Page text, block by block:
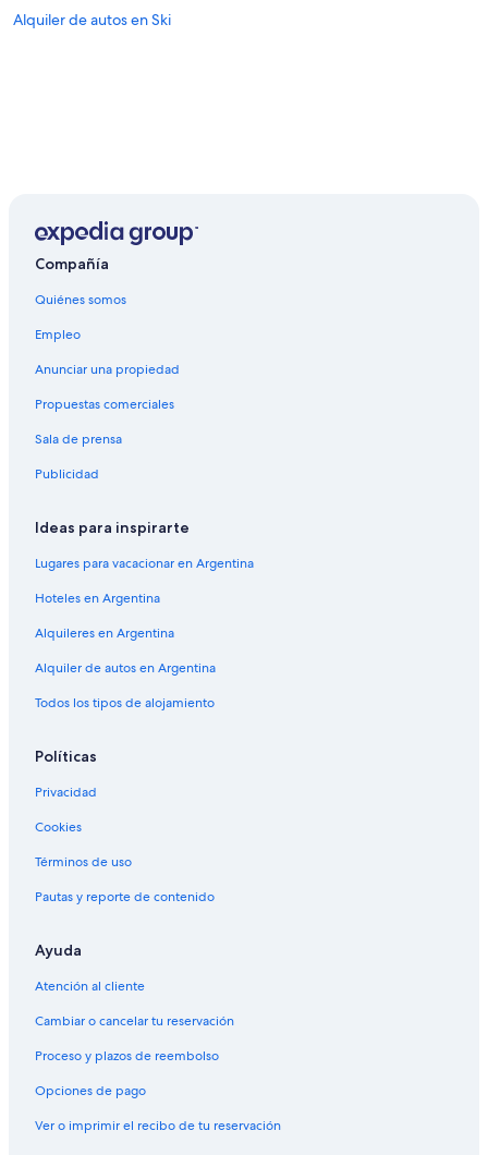
Alquiler de autos en Ski
Compañía
Quiénes somos
Empleo
Anunciar una propiedad
Propuestas comerciales
Sala de prensa
Publicidad
Ideas para inspirarte
Lugares para vacacionar en Argentina
Hoteles en Argentina
Alquileres en Argentina
Alquiler de autos en Argentina
Todos los tipos de alojamiento
Políticas
Privacidad
Cookies
Términos de uso
Pautas y reporte de contenido
Ayuda
Atención al cliente
Cambiar o cancelar tu reservación
Proceso y plazos de reembolso
Opciones de pago
Ver o imprimir el recibo de tu reservación